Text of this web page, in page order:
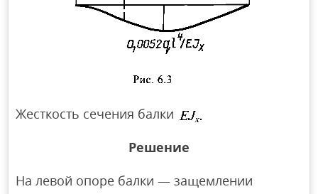
Жесткость сечения балки
Решение
На левой опоре балки — защемлении